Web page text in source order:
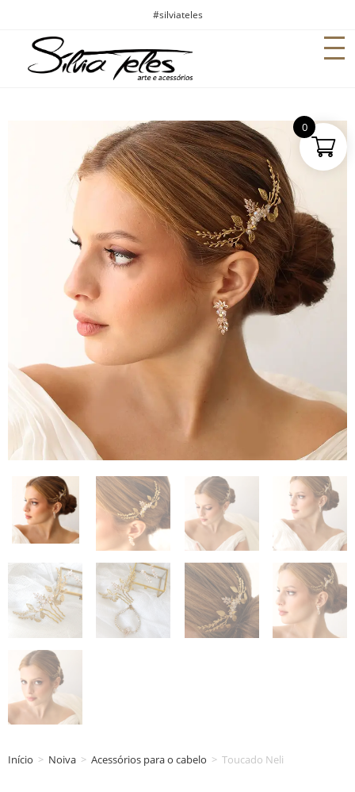
#silviateles
Início > Noiva > Acessórios para o cabelo > Toucado Neli
0